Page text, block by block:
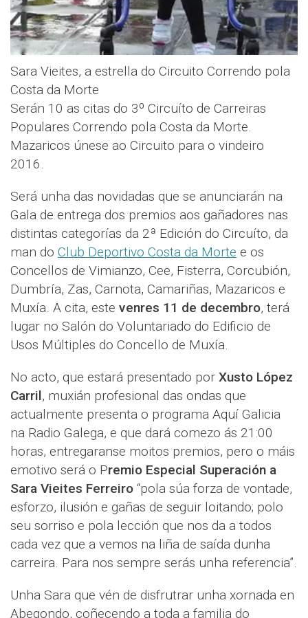
Sara Vieites, a estrella do Circuito Correndo pola
Costa da Morte
Serán 10 as citas do 3º Circuíto de Carreiras
Populares Correndo pola Costa da Morte.
Mazaricos únese ao Circuito para o vindeiro
2016.
Será unha das novidadas que se anunciarán na
Gala de entrega dos premios aos gañadores nas
distintas categorías da 2ª Edición do Circuíto, da
man do Club Deportivo Costa da Morte e os
Concellos de Vimianzo, Cee, Fisterra, Corcubión,
Dumbría, Zas, Carnota, Camariñas, Mazaricos e
Muxía. A cita, este venres 11 de decembro, terá
lugar no Salón do Voluntariado do Edificio de
Usos Múltiples do Concello de Muxía.
No acto, que estará presentado por Xusto López
Carril, muxián profesional das ondas que
actualmente presenta o programa Aquí Galicia
na Radio Galega, e que dará comezo ás 21:00
horas, entregaranse moitos premios, pero o máis
emotivo será o Premio Especial Superación a
Sara Vieites Ferreiro “pola súa forza de vontade,
esforzo, ilusión e gañas de seguir loitando; polo
seu sorriso e pola lección que nos da a todos
cada vez que a vemos na liña de saída dunha
carreira. Para nos sempre serás unha referencia”.
Unha Sara que vén de disfrutrar unha xornada en
Abegondo, coñecendo a toda a familia do